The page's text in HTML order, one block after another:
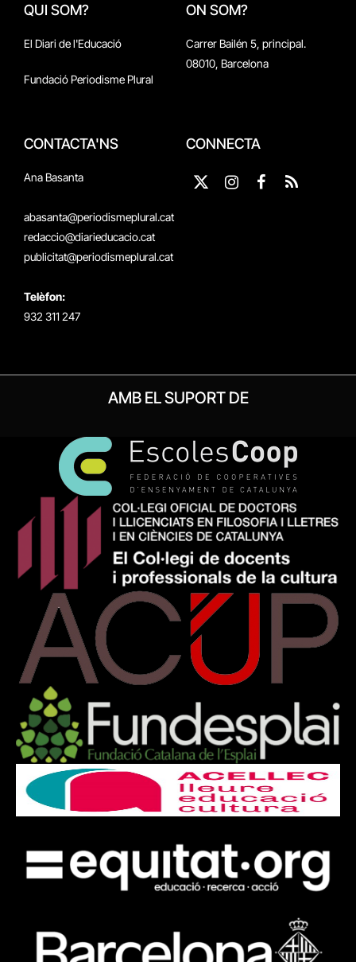
QUI SOM?
El Diari de l'Educació
Fundació Periodisme Plural
ON SOM?
Carrer Bailén 5, principal.
08010, Barcelona
CONTACTA'NS
Ana Basanta
abasanta@periodismeplural.cat
redaccio@diarieducacio.cat
publicitat@periodismeplural.cat
Telèfon:
932 311 247
CONNECTA
X
InstagramFacebook
RSS
AMB EL SUPORT DE